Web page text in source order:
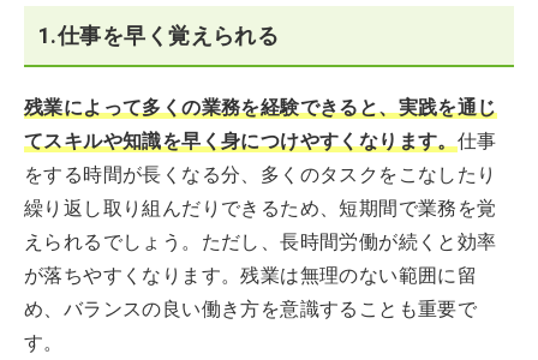
1.仕事を早く覚えられる
残業によって多くの業務を経験できると、実践を通じ
てスキルや知識を早く身につけやすくなります。仕事
をする時間が長くなる分、多くのタスクをこなしたり
繰り返し取り組んだりできるため、短期間で業務を覚
えられるでしょう。ただし、長時間労働が続くと効率
が落ちやすくなります。残業は無理のない範囲に留
め、バランスの良い働き方を意識することも重要で
す。